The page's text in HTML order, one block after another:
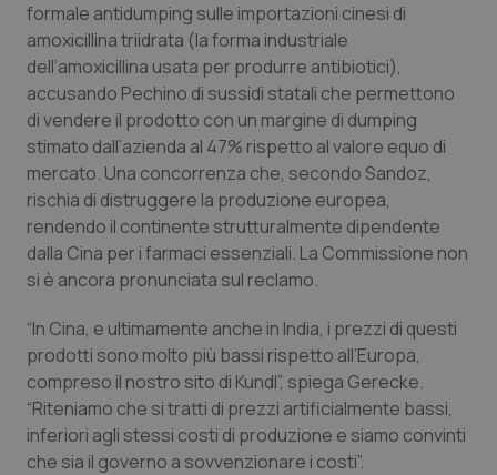
Quotidiano Cardiologia
Quotidiano Chirurgia
Quotidiano Oncologia
Quotidiano Pediatria
Rene & patologie urogenitali
Salute orale & impianti
Sangue & coagulazione
Tiroide
formale antidumping sulle importazioni cinesi di
amoxicillina triidrata (la forma industriale
dell’amoxicillina usata per produrre antibiotici),
accusando Pechino di sussidi statali che permettono
di vendere il prodotto con un margine di dumping
stimato dall’azienda al 47% rispetto al valore equo di
mercato. Una concorrenza che, secondo Sandoz,
rischia di distruggere la produzione europea,
rendendo il continente strutturalmente dipendente
dalla Cina per i farmaci essenziali. La Commissione non
si è ancora pronunciata sul reclamo.
“In Cina, e ultimamente anche in India, i prezzi di questi
prodotti sono molto più bassi rispetto all’Europa,
compreso il nostro sito di Kundl”, spiega Gerecke.
“Riteniamo che si tratti di prezzi artificialmente bassi,
inferiori agli stessi costi di produzione e siamo convinti
che sia il governo a sovvenzionare i costi”.